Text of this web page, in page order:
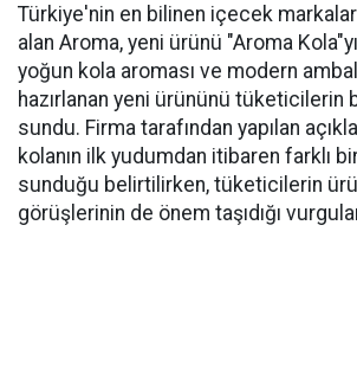
Türkiye'nin en bilinen içecek
alan Aroma, yeni ürünü "Aroma
yoğun kola aroması ve modern
hazırlanan yeni ürününü tüketicilerin
sundu. Firma tarafından yapılan
kolanın ilk yudumdan itibaren farklı
sunduğu belirtilirken, tüketicilerin
görüşlerinin de önem taşıdığı